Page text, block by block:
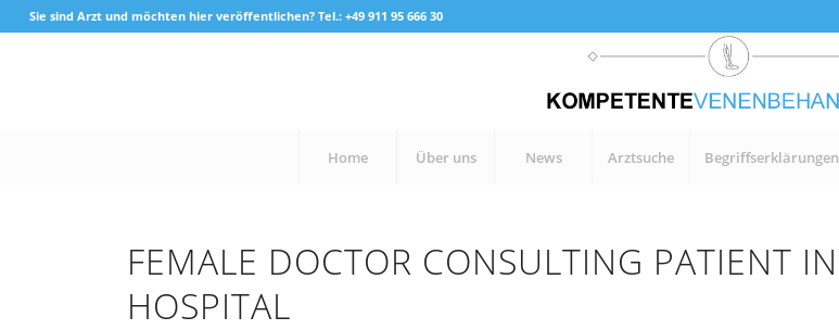
Sie sind Arzt und möchten hier veröffentlichen? Tel.: +49 911 95 666 30
Home Über uns News Arztsuche Begriffserklärungen
FEMALE DOCTOR CONSULTING PATIENT IN
HOSPITAL